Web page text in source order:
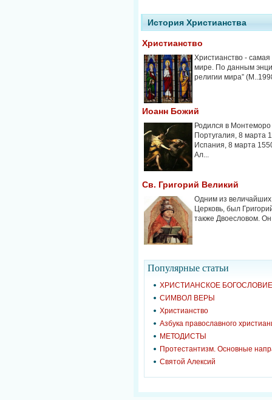
История Христианства
Христианство
Христианство -
мире. По данным
религии мира”
Иоанн Божий
Родился в
Португалия, 8 марта
Испания, 8 марта
Ал...
Св. Григорий Великий
Одним из
Церковь, был
также Двоесловом.
Популярные cтатьи
ХРИСТИАНСКОЕ БОГОСЛОВИЕ
СИМВОЛ ВЕРЫ
Христианство
Азбука православного
МЕТОДИСТЫ
Протестантизм. Основные
Святой Алексий